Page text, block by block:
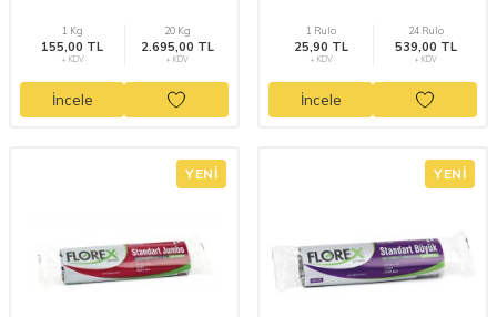
1 Kg
155,00 TL
+ KDV
20 Kg
2.695,00 TL
+ KDV
İncele
1 Rulo
25,90 TL
+ KDV
24 Rulo
539,00 TL
+ KDV
İncele
YENI YENI